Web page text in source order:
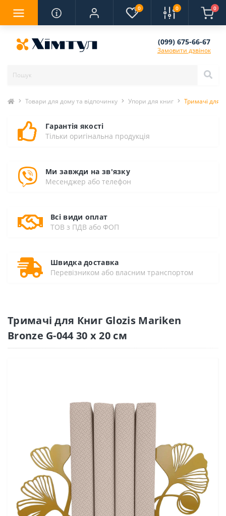
0 0 0
(099) 675-66-67
Замовити дзвінок
Товари для дому та відпочинку Упори для книг Тримачі для
Гарантія якості
Тільки оригінальна продукція
Ми завжди на зв'язку
Месенджер або телефон
Всі види оплат
ТОВ з ПДВ або ФОП
Швидка доставка
Перевізником або власним транспортом
Тримачі для Книг Glozis Mariken
Bronze G-044 30 х 20 см